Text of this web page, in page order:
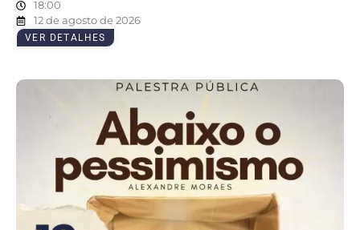
18:00
12 de agosto de 2026
VER DETALHES